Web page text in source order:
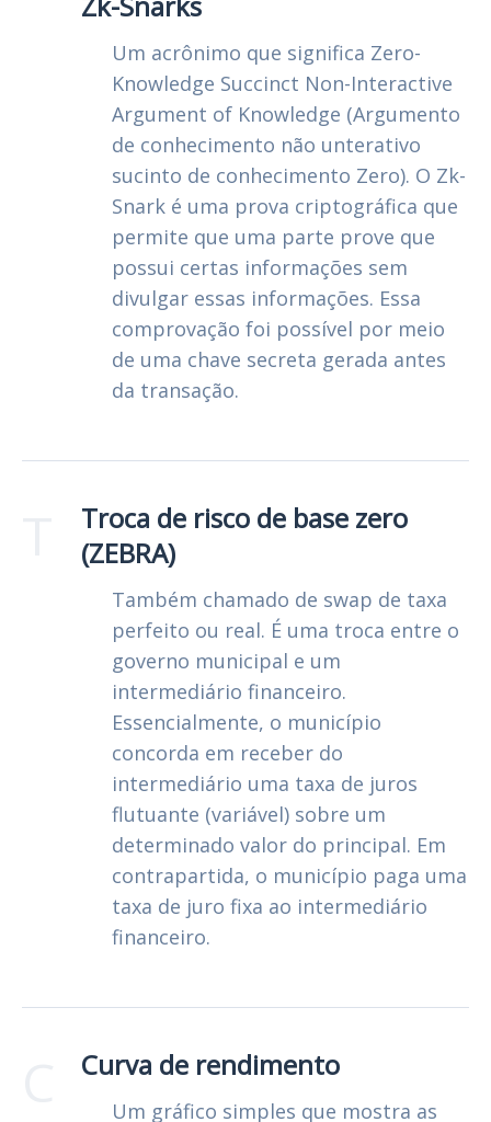
Um acrônimo que significa Zero-
Knowledge Succinct Non-Interactive
Argument of Knowledge (Argumento
de conhecimento não unterativo
sucinto de conhecimento Zero). O Zk-
Snark é uma prova criptográfica que
permite que uma parte prove que
possui certas informações sem
divulgar essas informações. Essa
comprovação foi possível por meio
de uma chave secreta gerada antes
da transação.
Troca de risco de base zero
(ZEBRA)
Também chamado de swap de taxa
perfeito ou real. É uma troca entre o
governo municipal e um
intermediário financeiro.
Essencialmente, o município
concorda em receber do
intermediário uma taxa de juros
flutuante (variável) sobre um
determinado valor do principal. Em
contrapartida, o município paga uma
taxa de juro fixa ao intermediário
financeiro.
Curva de rendimento
Um gráfico simples que mostra as